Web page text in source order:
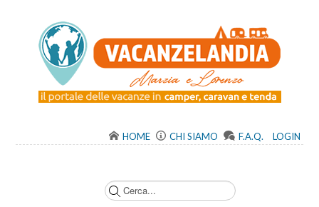
HOME CHI SIAMO F.A.Q. LOGIN